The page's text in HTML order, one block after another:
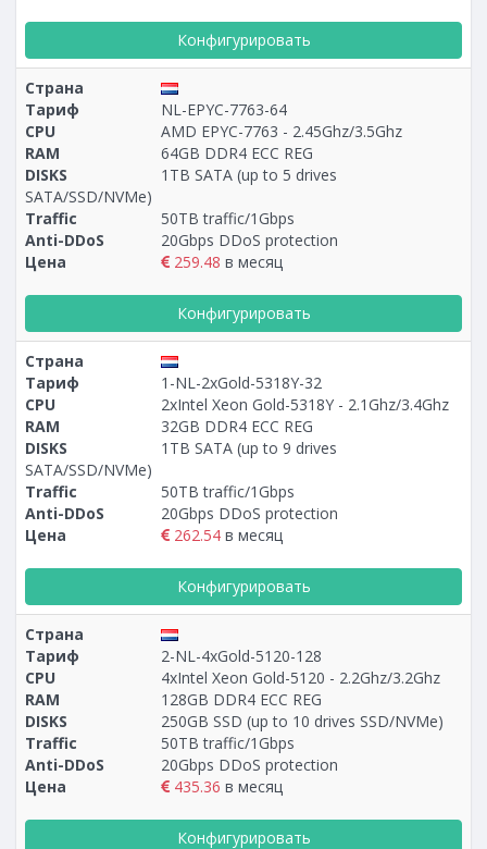
Конфигурировать
Страна
Тариф
NL-EPYC-7763-64
CPU
AMD EPYC-7763 - 2.45Ghz/3.5Ghz
RAM
64GB DDR4 ECC REG
DISKS
1TB SATA (up to 5 drives
SATA/SSD/NVMe)
Traffic
50TB traffic/1Gbps
Anti-DDoS
20Gbps DDoS protection
Цена
259.48 в месяц
Конфигурировать
Страна
Тариф
1-NL-2xGold-5318Y-32
CPU
2xIntel Xeon Gold-5318Y - 2.1Ghz/3.4Ghz
RAM
32GB DDR4 ECC REG
DISKS
1TB SATA (up to 9 drives
SATA/SSD/NVMe)
Traffic
50TB traffic/1Gbps
Anti-DDoS
20Gbps DDoS protection
Цена
262.54 в месяц
Конфигурировать
Страна
Тариф
2-NL-4xGold-5120-128
CPU
4xIntel Xeon Gold-5120 - 2.2Ghz/3.2Ghz
RAM
128GB DDR4 ECC REG
DISKS
250GB SSD (up to 10 drives SSD/NVMe)
Traffic
50TB traffic/1Gbps
Anti-DDoS
20Gbps DDoS protection
Цена
435.36 в месяц
Конфигурировать